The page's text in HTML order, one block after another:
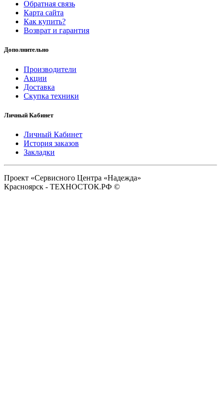
Обратная связь
Карта сайта
Как купить?
Возврат и гарантия
Дополнительно
Производители
Акции
Доставка
Скупка техники
Личный Кабинет
Личный Кабинет
История заказов
Закладки
Проект «Сервисного Центра «Надежда»
Красноярск - ТЕХНОСТОК.РФ ©